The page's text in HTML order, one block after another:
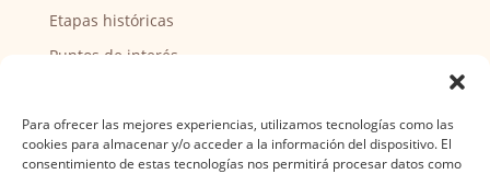
Para ofrecer las mejores experiencias, utilizamos tecnologías como las
cookies para almacenar y/o acceder a la información del dispositivo. El
consentimiento de estas tecnologías nos permitirá procesar datos como
Etapas históricas
Puntos de interés
Actividades y horarios